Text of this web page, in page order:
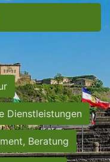
Dienstleistungen
Beratung